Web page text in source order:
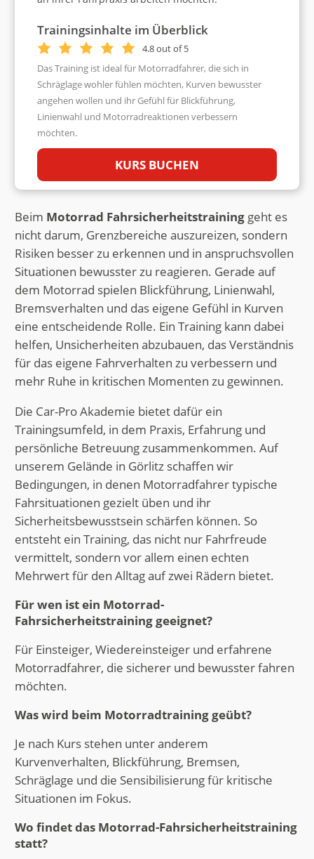
Trainingsinhalte im Überblick
4.8 out of 5
Das Training ist ideal für Motorradfahrer, die sich in
Schräglage wohler fühlen möchten, Kurven bewusster
angehen wollen und ihr Gefühl für Blickführung,
Linienwahl und Motorradreaktionen verbessern
möchten.
KURS BUCHEN
Beim Motorrad Fahrsicherheitstraininggeht es
nicht darum, Grenzbereiche auszureizen, sondern
Risiken besser zu erkennen und in anspruchsvollen
Situationen bewusster zu reagieren. Gerade auf
dem Motorrad spielen Blickführung, Linienwahl,
Bremsverhalten und das eigene Gefühl in Kurven
eine entscheidende Rolle. Ein Training kann dabei
helfen, Unsicherheiten abzubauen, das Verständnis
für das eigene Fahrverhalten zu verbessern und
mehr Ruhe in kritischen Momenten zu gewinnen.
Die Car-Pro Akademie bietet dafür ein
Trainingsumfeld, in dem Praxis, Erfahrung und
persönliche Betreuung zusammenkommen. Auf
unserem Gelände in Görlitz schaffen wir
Bedingungen, in denen Motorradfahrer typische
Fahrsituationen gezielt üben und ihr
Sicherheitsbewusstsein schärfen können. So
entsteht ein Training, das nicht nur Fahrfreude
vermittelt, sondern vor allem einen echten
Mehrwert für den Alltag auf zwei Rädern bietet.
Für wen ist ein Motorrad-
Fahrsicherheitstraining geeignet?
Für Einsteiger, Wiedereinsteiger und erfahrene
Motorradfahrer, die sicherer und bewusster fahren
möchten.
Was wird beim Motorradtraining geübt?
Je nach Kurs stehen unter anderem
Kurvenverhalten, Blickführung, Bremsen,
Schräglage und die Sensibilisierung für kritische
Situationen im Fokus.
Wo findet das Motorrad-Fahrsicherheitstraining
statt?